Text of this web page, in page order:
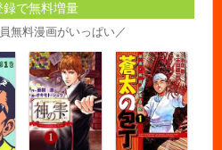
録で無料増量
無料漫画がいっぱい／